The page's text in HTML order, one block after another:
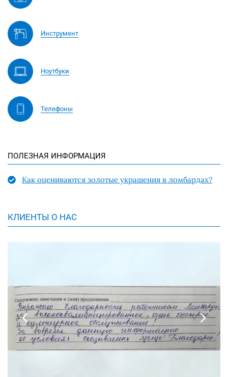
Инструмент
Ноутбуки
Телефоны
ПОЛЕЗНАЯ ИНФОРМАЦИЯ
Как оцениваются золотые украшения в ломбардах?
КЛИЕНТЫ О НАС